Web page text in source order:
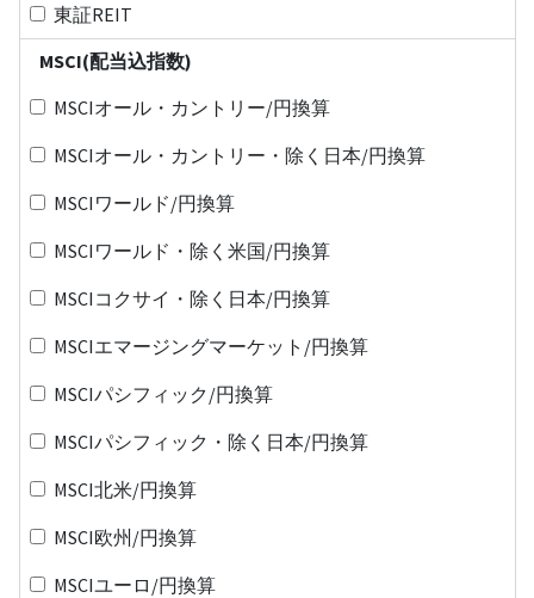
東証REIT
MSCI(配当込指数)
MSCIオール・カントリー/円換算
MSCIオール・カントリー・除く日本/円換算
MSCIワールド/円換算
MSCIワールド・除く米国/円換算
MSCIコクサイ・除く日本/円換算
MSCIエマージングマーケット/円換算
MSCIパシフィック/円換算
MSCIパシフィック・除く日本/円換算
MSCI北米/円換算
MSCI欧州/円換算
MSCIユーロ/円換算